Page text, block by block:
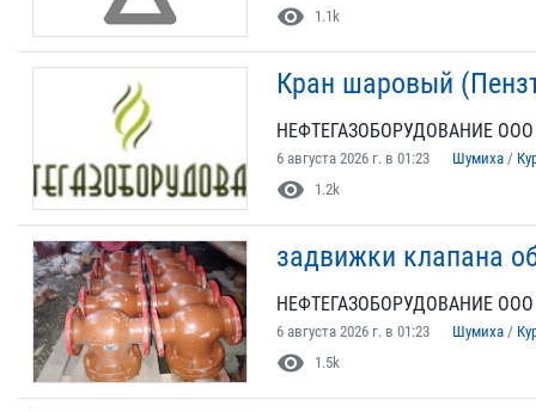
visibility 1.1k
Кран шаровый
НЕФТЕГАЗОБОРУДОВАНИЕ
6 августа 2026 г. в 01:23 Шумиха /
visibility 1.2k
задвижки клапана
НЕФТЕГАЗОБОРУДОВАНИЕ
6 августа 2026 г. в 01:23 Шумиха /
visibility 1.5k